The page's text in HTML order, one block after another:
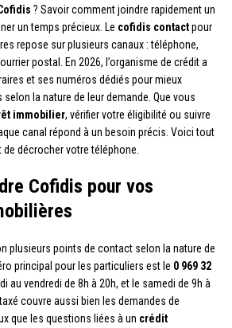
? Savoir comment joindre rapidement un
un temps précieux. Le cofidis contactpour
repose sur plusieurs canaux : téléphone,
postal. En 2026, l’organisme de crédit a
et ses numéros dédiés pour mieux
la nature de leur demande. Que vous
immobilier, vérifier votre éligibilité ou suivre
canal répond à un besoin précis. Voici tout
de décrocher votre téléphone.
Cofidis pour vos
plusieurs points de contact selon la nature de
principal pour les particuliers est le 0 969 32
au vendredi de 8h à 20h, et le samedi de 9h à
couvre aussi bien les demandes de
que les questions liées à un crédit